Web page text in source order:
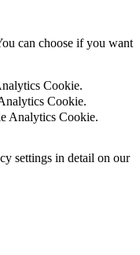
can choose if you want
Cookie.
Cookie.
Analytics Cookie.
settings in detail on our